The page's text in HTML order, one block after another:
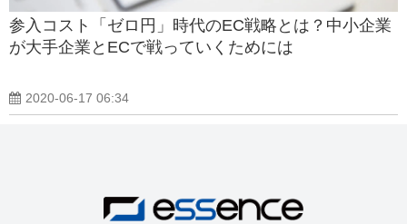
参入コスト「ゼロ円」時代のEC戦略とは？中小企業
が大手企業とECで戦っていくためには
2020-06-17 06:34